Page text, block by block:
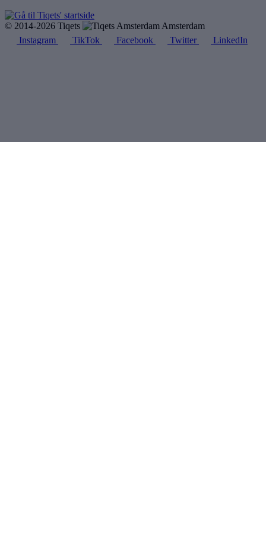
© 2014-2026 Tiqets
Amsterdam
Instagram
TikTok Facebook Twitter LinkedIn